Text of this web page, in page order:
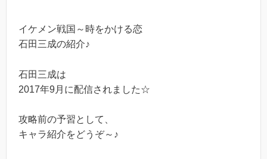
イケメン戦国～時をかける恋
石田三成の紹介♪
石田三成は
2017年9月に配信されました☆
攻略前の予習として、
キャラ紹介をどうぞ～♪